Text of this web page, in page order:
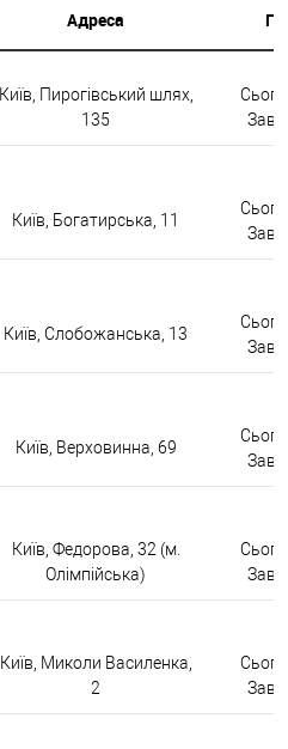
Адреса
Київ, Пирогівський шлях,
135
Київ, Богатирська, 11
Київ, Слобожанська, 13
Київ, Верховинна, 69
Київ, Федорова, 32 (м.
Олімпійська)
Київ, Миколи Василенка,
2